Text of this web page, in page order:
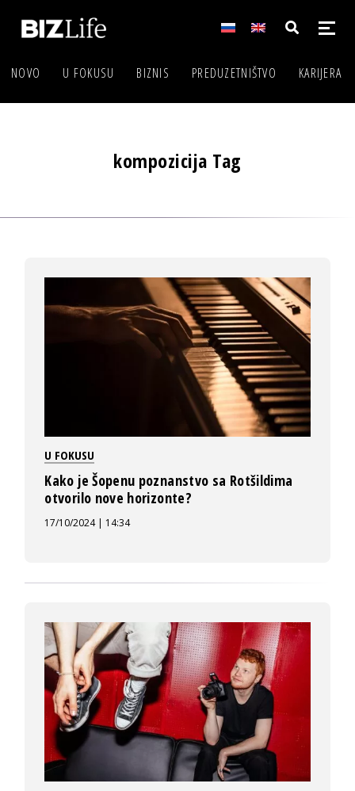
NOVO U FOKUSU BIZNIS PREDUZETNIŠTVO KARIJERA
kompozicija Tag
U FOKUSU
Kako je Šopenu poznanstvo sa Rotšildima
otvorilo nove horizonte?
17/10/2024 | 14:34